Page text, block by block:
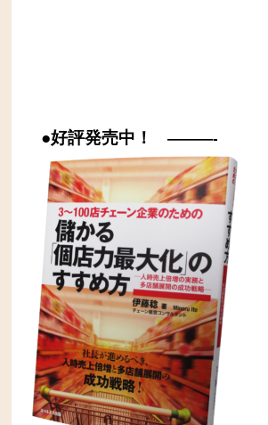
●好評発売中！ ———-